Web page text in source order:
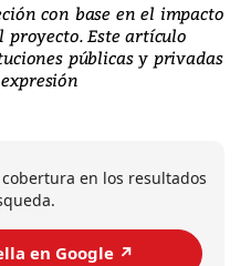
con base en el impacto
Este artículo
públicas y privadas
en los resultados
en Google ↗️